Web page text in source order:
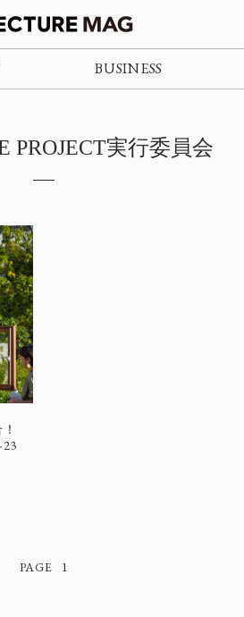
BUSINESS
PROJECT実行委員会
1